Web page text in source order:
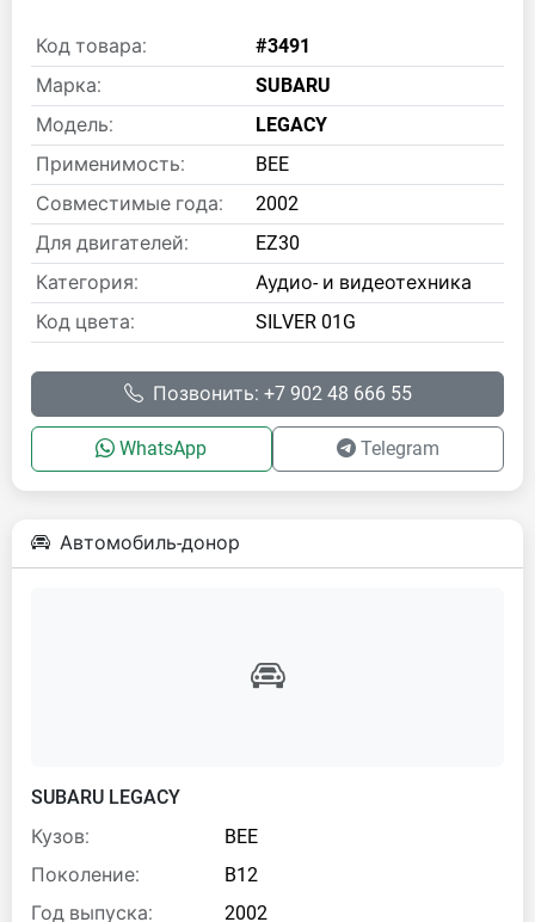
Код товара:
#3491
Марка:
SUBARU
Модель:
LEGACY
Применимость:
BEE
Совместимые года:
2002
Для двигателей:
EZ30
Категория:
Аудио- и видеотехника
Код цвета:
SILVER 01G
Позвонить: +7 902 48 666 55
WhatsApp Telegram
Автомобиль-донор
SUBARU LEGACY
Кузов:
BEE
Поколение:
B12
Год выпуска:
2002